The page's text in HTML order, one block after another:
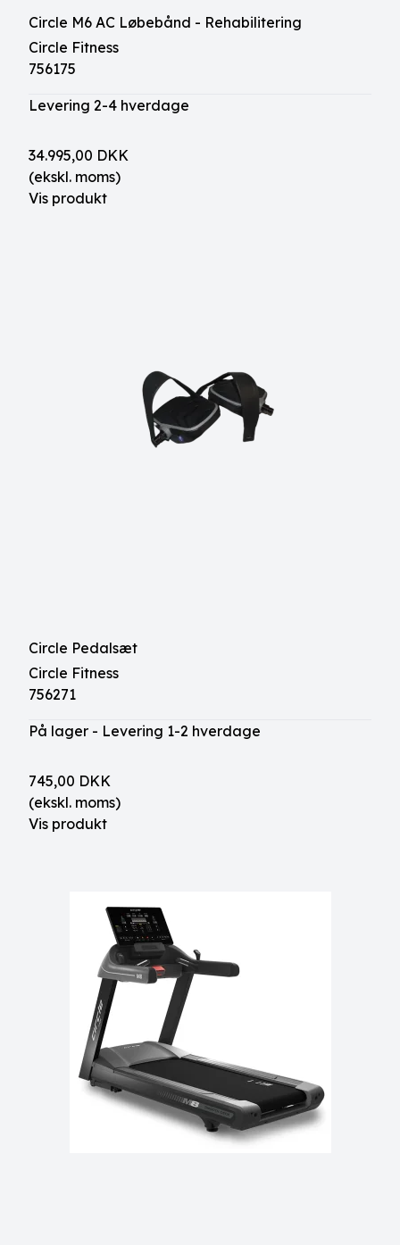
Circle M6 AC Løbebånd - Rehabilitering
Circle Fitness
756175
Levering 2-4 hverdage
34.995,00 DKK
(ekskl. moms)
Vis produkt
Circle Pedalsæt
Circle Fitness
756271
På lager - Levering 1-2 hverdage
745,00 DKK
(ekskl. moms)
Vis produkt